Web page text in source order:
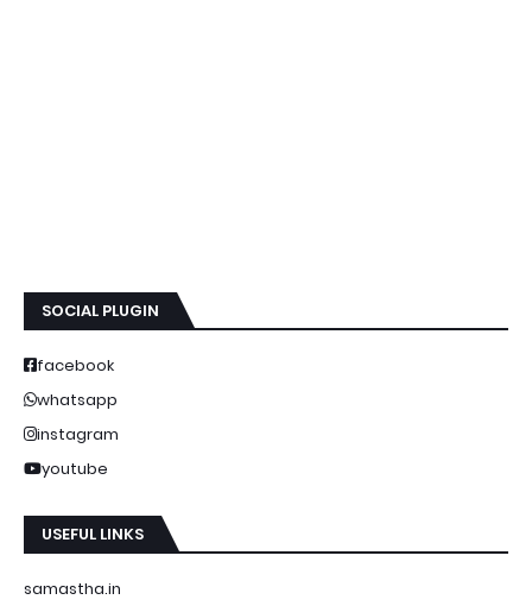
SOCIAL PLUGIN
facebook
whatsapp
instagram
youtube
USEFUL LINKS
samastha.in